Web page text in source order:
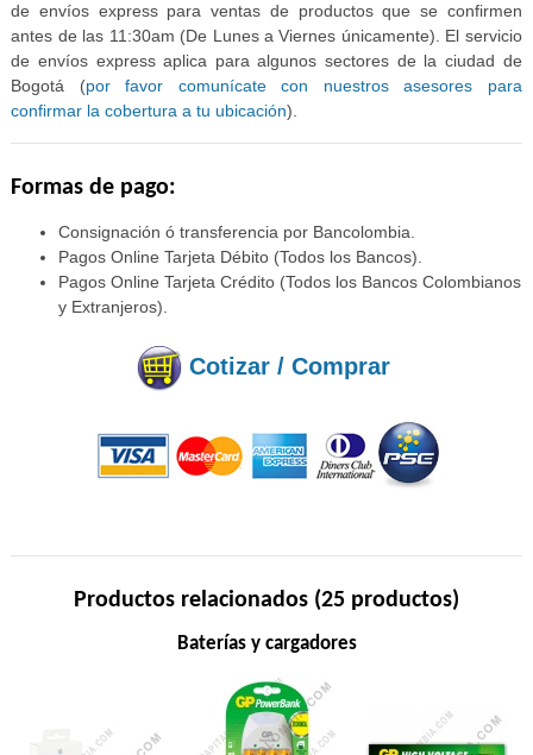
de envíos express para ventas de productos que se confirmen
antes de las 11:30am (De Lunes a Viernes únicamente). El servicio
de envíos express aplica para algunos sectores de la ciudad de
Bogotá (por favor comunícate con nuestros asesores para
confirmar la cobertura a tu ubicación).
Formas de pago:
Consignación ó transferencia por Bancolombia.
Pagos Online Tarjeta Débito (Todos los Bancos).
Pagos Online Tarjeta Crédito (Todos los Bancos Colombianos
y Extranjeros).
Cotizar / Comprar
Productos relacionados (25 productos)
Baterías y cargadores